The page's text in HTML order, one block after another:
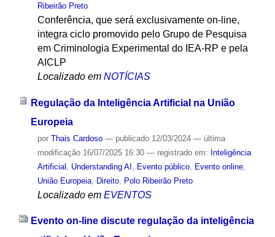
Ribeirão Preto
Conferência, que será exclusivamente on-line,
integra ciclo promovido pelo Grupo de Pesquisa
em Criminologia Experimental do IEA-RP e pela
AICLP
Localizado em NOTÍCIAS
Regulação da Inteligência Artificial na União
Europeia
por Thais Cardoso — publicado12/03/2024 — última
modificação16/07/2025 16:30 — registrado em: Inteligência
Artificial
Understanding AI Evento público, Evento online,
União Europeia, Direito, Polo Ribeirão Preto
Localizado em EVENTOS
Evento on-line discute regulação da inteligência